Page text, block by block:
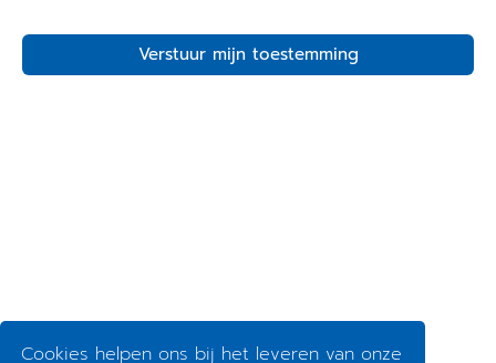
Cookies helpen ons bij het leveren van onze
Verstuur mijn toestemming